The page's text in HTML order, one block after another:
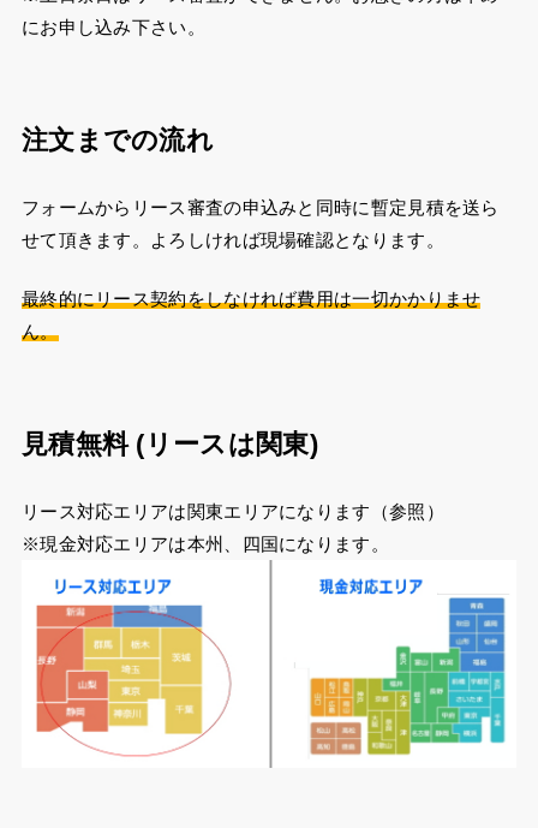
にお申し込み下さい。
注文までの流れ
フォームからリース審査の申込みと同時に暫定見積を送ら
せて頂きます。よろしければ現場確認となります。
最終的にリース契約をしなければ費用は一切かかりませ
ん。
見積無料 (リースは関東)
リース対応エリアは関東エリアになります（参照）
※現金対応エリアは本州、四国になります。